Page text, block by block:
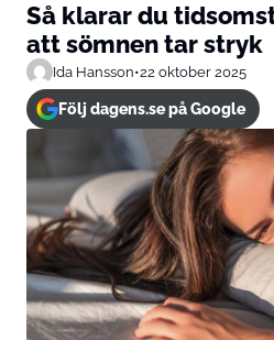
Så klarar du
att sömnen tar stryk
Ida Hansson•22 oktober 2025
Följ dagens.se på Google